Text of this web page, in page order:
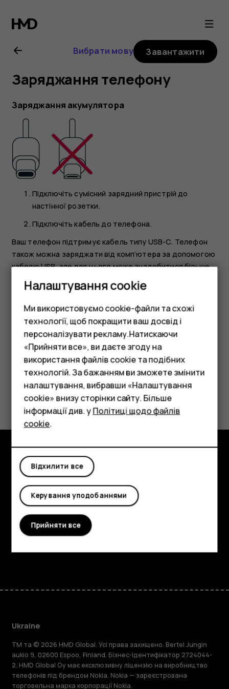
Посібник
користувача
Nokia
G21
Смартфони
Фічерфони
Аксесуари
Планшети
Вибрати мову Завантажити
Заряджання телефону
Заряджання акумулятора
Підключіть сумісний зарядний пристрій до
настінної розетки.
Підключіть кабель до телефона.
Ваш телефон підтримує кабель типу USB-C. Телефон
також можна заряджати від комп’ютера за допомогою
кабелю USB, але для цього може знадобитися більше
часу.
Якщо акумулятор повністю розряджений, може минути
кілька хвилин, перш ніж відобразиться індикатор
заряджання.
Це було для вас корисним?
Так Ні
Огляд
Детальніше
Planet and people
Підтримка
FacebookInstagram
TiktokYoutubeLinkedinDiscord
Ukraine
TM та © 2026 HMD Global. Усі права захищено. Bertel Jungin
aukio 9, 02600 Espoo, Finland. Бізнес-ідентифікатор 2724044-
2. HMD Global Oy має ексклюзивну ліцензію на виробництво
телефонів під брендом Nokia. Nokia — зареєстрована
торговельна марка корпорації Nokia.
Налаштування cookie
Ми використовуємо cookie-файли та схожі
технології, щоб покращити ваш досвід і
персоналізувати рекламу.Натискаючи
«Прийняти все», ви даєте згоду на
використання файлів cookie та подібних
технологій. За бажанням ви зможете змінити
налаштування, вибравши «Налаштування
cookie» внизу сторінки сайту. Більше
інформації див. уПолітиці щодо файлів
cookie.
Відхилити все
Керування уподобаннями
Прийняти все